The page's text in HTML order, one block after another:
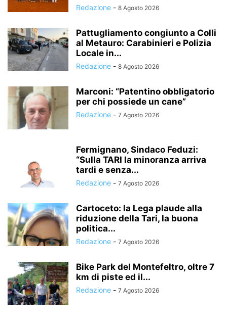
Redazione - 8 Agosto 2026
Pattugliamento congiunto a Colli
al Metauro: Carabinieri e Polizia
Locale in...
Redazione - 8 Agosto 2026
Marconi: “Patentino obbligatorio
per chi possiede un cane”
Redazione - 7 Agosto 2026
Fermignano, Sindaco Feduzi:
“Sulla TARI la minoranza arriva
tardi e senza...
Redazione - 7 Agosto 2026
Cartoceto: la Lega plaude alla
riduzione della Tari, la buona
politica...
Redazione - 7 Agosto 2026
Bike Park del Montefeltro, oltre 7
km di piste ed il...
Redazione - 7 Agosto 2026